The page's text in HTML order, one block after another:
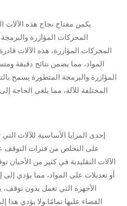
يكمن مفتاح نجاح هذه الآلات
المحركات المؤازرة
المحركات المؤازرة، هذه الآلات
المواد، مما يضمن نتائج دقيقة
المؤازرة والبرمجة المتطورة يسمح
المختلفة للآلة، مما يلغي الحاجة
إحدى المزايا الأساسية للآلات
على التخلص من فترات التوقف
الآلات التقليدية في كثير من الأحيان
أو تعديلات على المواد، مما يؤدي
الأجهزة التي تعمل بدون توقف،
القضاء عليها تمامًا.ولا يؤدي هذا